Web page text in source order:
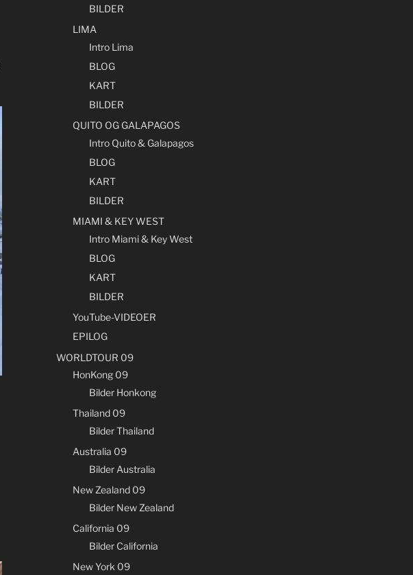
BILDER
LIMA
Intro Lima
BLOG
KART
BILDER
QUITO OG GALAPAGOS
Intro Quito & Galapagos
BLOG
KART
BILDER
MIAMI & KEY WEST
Intro Miami & Key West
BLOG
KART
BILDER
YouTube-VIDEOER
EPILOG
WORLDTOUR 09
HonKong 09
Bilder Honkong
Thailand 09
Bilder Thailand
Australia 09
Bilder Australia
New Zealand 09
Bilder New Zealand
California 09
Bilder California
New York 09